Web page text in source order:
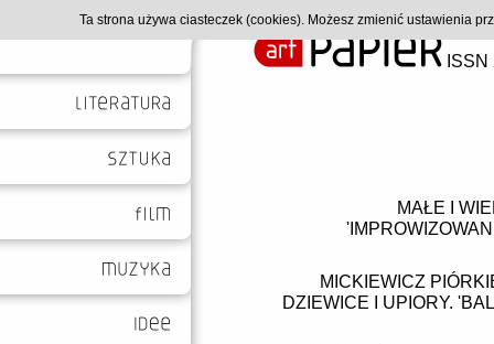
MAŁE I
MICKIEWICZ
DZIEWICE I UPIORY.
Ta strona używa ciasteczek (cookies). Możesz zmienić ustawienia